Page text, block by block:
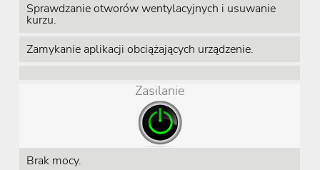
Sprawdzanie otworów wentylacyjnych i usuwanie
kurzu.
Zamykanie aplikacji obciążających urządzenie.
Zasilanie
Brak mocy.